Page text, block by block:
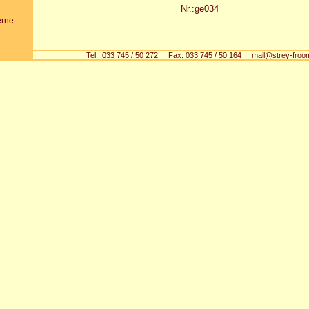
Nr.:ge034
Tel.: 033 745 / 50 272 Fax: 033 745 / 50 164 mail@strey-